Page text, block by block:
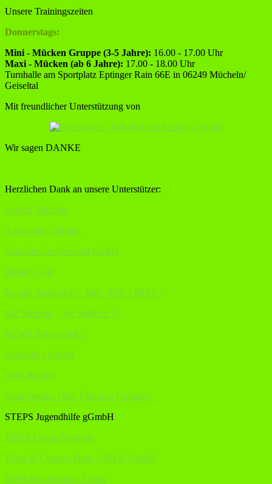
Unsere Trainingszeiten
Donnerstags:
Mini - Mücken Gruppe (3-5 Jahre): 16.00 - 17.00 Uhr
Maxi - Mücken (ab 6 Jahre): 17.00 - 18.00 Uhr
Turnhalle am Sportplatz Eptinger Rain 66E in 06249 Mücheln/
Geiseltal
Mit freundlicher Unterstützung von
Wir sagen DANKE
Herzlichen Dank an unsere Unterstützer:
Autofit Mücheln,
Autocenter Dübner,
Autohaus im Geiseltal GmbH
Eistaler Cafè
Kerstin Eisenreich – MdL (DIE LINKE)
MZ Stiftung – Wir helfen e.V.
REWE Förster oHG
Schweiker GmbH
Sven Runkel
Steuerberater Dipl. Ökonom Kuhaupt,
STEPS Jugendhilfe gGmbH
TEHA Group Querfurt
Town & Country Haus – BNW GmbH
UPM Biochemicals Leuna